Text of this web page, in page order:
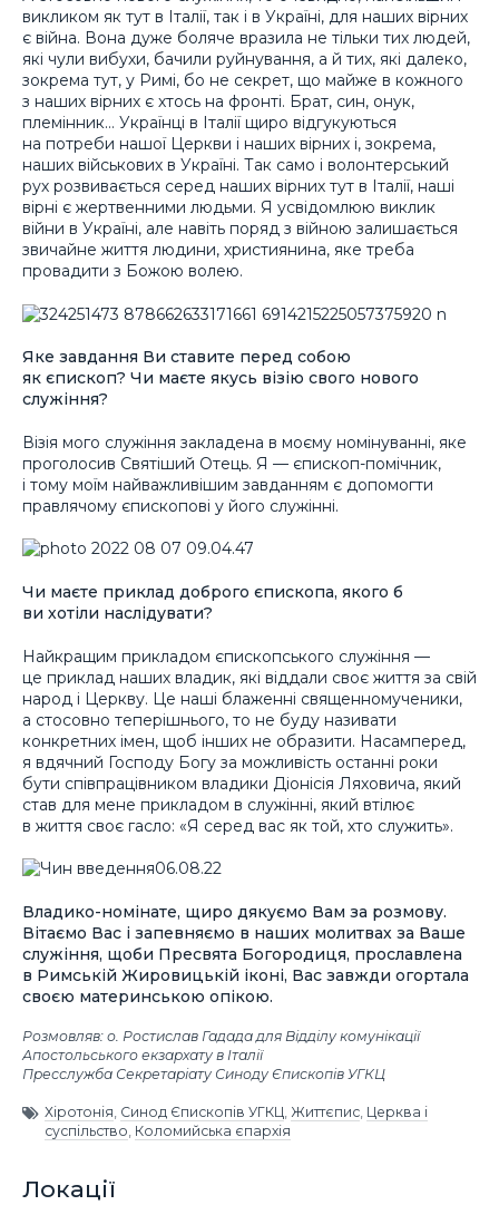
викликом як тут в Італії, так і в Україні, для наших вірних
є війна. Вона дуже боляче вразила не тільки тих людей,
які чули вибухи, бачили руйнування, а й тих, які далеко,
зокрема тут, у Римі, бо не секрет, що майже в кожного
з наших вірних є хтось на фронті. Брат, син, онук,
племінник… Українці в Італії щиро відгукуються
на потреби нашої Церкви і наших вірних і, зокрема,
наших військових в Україні. Так само і волонтерський
рух розвивається серед наших вірних тут в Італії, наші
вірні є жертвенними людьми. Я усвідомлюю виклик
війни в Україні, але навіть поряд з війною залишається
звичайне життя людини, християнина, яке треба
провадити з Божою волею.
Яке завдання Ви ставите перед собою
як єпископ? Чи маєте якусь візію свого нового
служіння?
Візія мого служіння закладена в моєму номінуванні, яке
проголосив Святіший Отець. Я — єпископ-помічник,
і тому моїм найважливішим завданням є допомогти
правлячому єпископові у його служінні.
Чи маєте приклад доброго єпископа, якого б
ви хотіли наслідувати?
Найкращим прикладом єпископського служіння —
це приклад наших владик, які віддали своє життя за свій
народ і Церкву. Це наші блаженні священномученики,
а стосовно теперішнього, то не буду називати
конкретних імен, щоб інших не образити. Насамперед,
я вдячний Господу Богу за можливість останні роки
бути співпрацівником владики Діонісія Ляховича, який
став для мене прикладом в служінні, який втілює
в життя своє гасло: «Я серед вас як той, хто служить».
Владико-номінате, щиро дякуємо Вам за розмову.
Вітаємо Вас і запевняємо в наших молитвах за Ваше
служіння, щоби Пресвята Богородиця, прославлена
в Римській Жировицькій іконі, Вас завжди огортала
своєю материнською опікою.
Розмовляв: о. Ростислав Гадада для Відділу комунікації
Апостольського екзархату в Італії
Пресслужба Секретаріату Синоду Єпископів УГКЦ
Хіротонія, Синод Єпископів УГКЦ, Життєпис, Церква і
суспільство, Коломийська єпархія
Локації